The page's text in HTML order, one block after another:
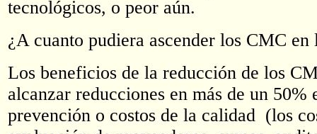
tecnológicos, o peor aún.
¿A cuanto pudiera ascender los CMC
Los beneficios de la reducción de los
alcanzar reducciones en más de un 50%
prevención o costos de la calidad (los